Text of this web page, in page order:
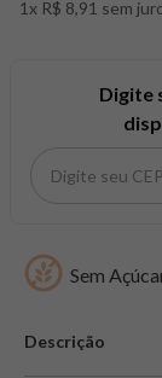
1x R$ 8,91 sem
Digite
Sem
Descrição
8º snack